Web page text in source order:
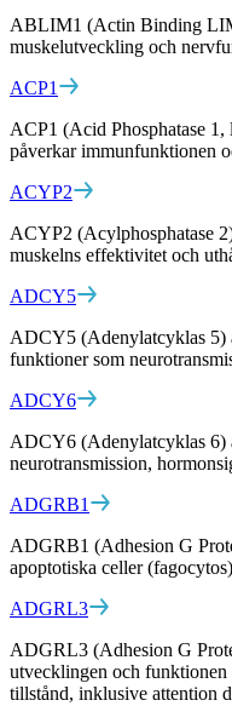
ABLIM1 (Actin Binding LIM
muskelutveckling och
ACP1
ACP1 (Acid Phosphatase
påverkar immunfunktionen
ACYP2
ACYP2 (Acylphosphatase
muskelns effektivitet och
ADCY5
ADCY5 (Adenylatcyklas 5)
funktioner som
ADCY6
ADCY6 (Adenylatcyklas 6)
neurotransmission,
ADGRB1
ADGRB1 (Adhesion G
apoptotiska celler
ADGRL3
ADGRL3 (Adhesion G
utvecklingen och
tillstånd, inklusive attention